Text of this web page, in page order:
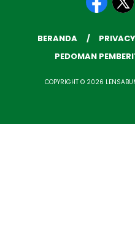
BERANDA
PEDOMAN
COPYRIGHT © 2026